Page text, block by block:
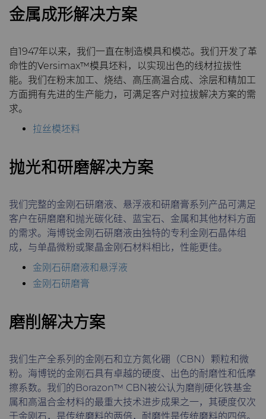
U系列PCD
标准牌号
卫生用品旋转切割解决方案
旋转切刀拓展设计
旋转切刀服务与支持
锯片刀头和坯料
金属切削锯片刀头
硬质合金长条片坯料
耐磨件
冷成型模具
注塑模具
医疗
硬质合金采矿解决方案
拉丝模
料
DuraNib™ 硬质合金模芯
6UDPlus钢帘线拉拔牌号
条款和条件
可持续性
金属成形解决方案
自1947年以来，我们一直在制造模具和模芯。我们开发了革
命性的Versimax™模具坯料，以实现出色的线材拉拔性
能。我们在粉末加工、烧结、高压高温合成、涂层和精加工
方面拥有先进的生产能力，可满足客户对拉拔解决方案的需
求。
拉丝模坯料
抛光和研磨解决方案
我们完整的金刚石研磨液、悬浮液和研磨膏系列产品可满足
客户在研磨磨和抛光碳化硅、蓝宝石、金属和其他材料方面
的需求。海博锐金刚石研磨液由独特的专利金刚石晶体组
成，与单晶微粉或聚晶金刚石材料相比，性能更佳。
金刚石研磨液和悬浮液
金刚石研磨膏
磨削解决方案
我们生产全系列的金刚石和立方氮化硼（CBN）颗粒和微
粉。海博锐的金刚石具有卓越的硬度、出色的耐磨性和低摩
擦系数。我们的Borazon™ CBN被公认为磨削硬化铁基金
属和高温合金材料的最重大技术进步成果之一，其硬度仅次
于金刚石，是传统磨料的两倍，耐磨性是传统磨料的四倍。